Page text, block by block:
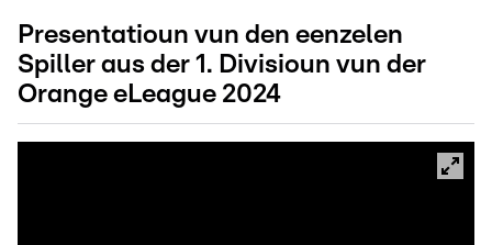
Presentatioun vun den eenzelen
Spiller aus der 1. Divisioun vun der
Orange eLeague 2024